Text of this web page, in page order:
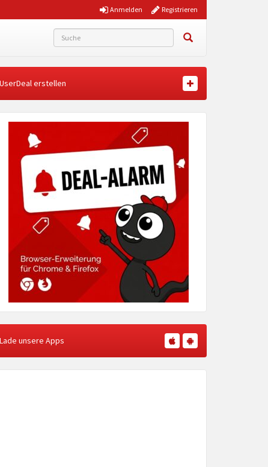
Registrieren
Anmelden
UserDeal erstellen
Lade unsere Apps